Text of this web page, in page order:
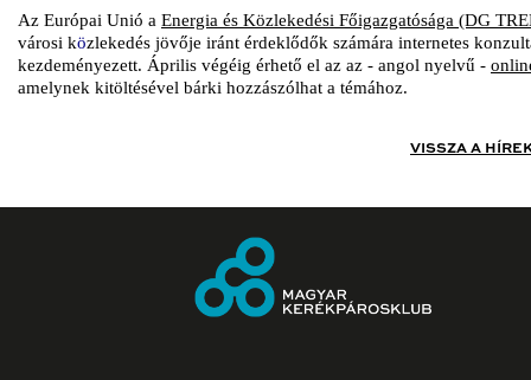
Az Európai Unió a Energia és Közlekedési Főigazgatósága (DG
városi közlekedés jövője iránt érdeklődők számára internetes
kezdeményezett. Április végéig érhető el az az - angol nyelvű -
amelynek kitöltésével bárki hozzászólhat a témához.
VISSZA A